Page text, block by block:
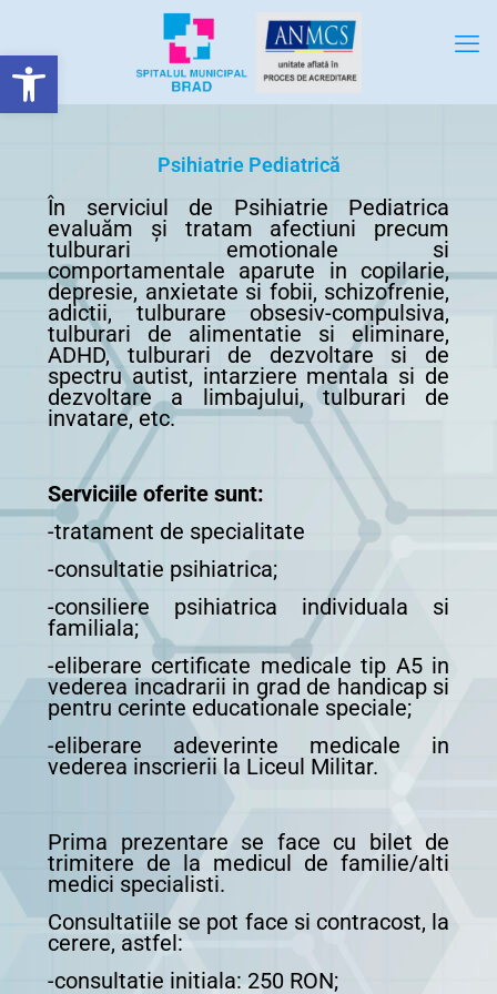
Deschide bara de unelte
Psihiatrie Pediatrică
În serviciul de Psihiatrie Pediatrica
evaluăm și tratam afectiuni precum
tulburari emotionale si
comportamentale aparute in copilarie,
depresie, anxietate si fobii, schizofrenie,
adictii, tulburare obsesiv-compulsiva,
tulburari de alimentatie si eliminare,
ADHD, tulburari de dezvoltare si de
spectru autist, intarziere mentala si de
dezvoltare a limbajului, tulburari de
invatare, etc.
Serviciile oferite sunt:
-tratament de specialitate
-consultatie psihiatrica;
-consiliere psihiatrica individuala si
familiala;
-eliberare certificate medicale tip A5 in
vederea incadrarii in grad de handicap si
pentru cerinte educationale speciale;
-eliberare adeverinte medicale in
vederea inscrierii la Liceul Militar.
Prima prezentare se face cu bilet de
trimitere de la medicul de familie/alti
medici specialisti.
Consultatiile se pot face si contracost, la
cerere, astfel:
-consultatie initiala: 250 RON;